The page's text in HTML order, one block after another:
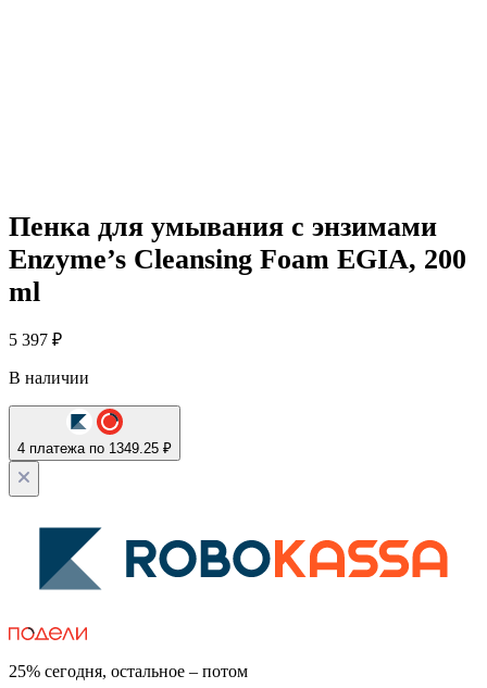
Пенка для умывания с энзимами
Enzyme’s Cleansing Foam EGIA, 200
ml
5 397 ₽
В наличии
4 платежа по 1349.25 ₽
25% сегодня, остальное – потом